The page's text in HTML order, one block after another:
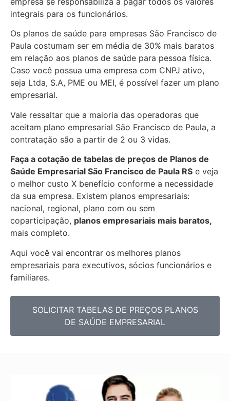
integrais para os funcionários.
Os planos de saúde para empresas São Francisco de
Paula costumam ser em média de 30% mais baratos
em relação aos planos de saúde para pessoa física.
Caso você possua uma empresa com CNPJ ativo,
seja Ltda, S.A, PME ou MEI, é possível fazer um plano
empresarial.
Vale ressaltar que a maioria das operadoras que
aceitam plano empresarial São Francisco de Paula, a
contratação são a partir de 2 ou 3 vidas.
Faça a cotação de tabelas de preços de Planos de
Saúde Empresarial São Francisco de Paula RS e veja
o melhor custo X benefício conforme a necessidade
da sua empresa. Existem planos empresariais:
nacional, regional, plano com ou sem
coparticipação, planos empresariais mais baratos,
mais completo.
Aqui você vai encontrar os melhores planos
empresariais para executivos, sócios funcionários e
familiares.
SOLICITAR TABELAS DE PREÇOS PLANOS
DE SAÚDE EMPRESARIAL